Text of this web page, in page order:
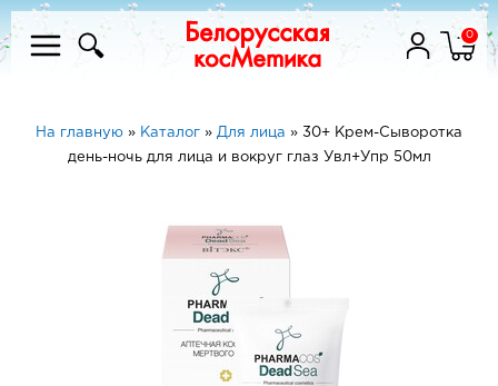
0
На главную » Каталог » Для лица » 30+ Крем-Сыворотка
день-ночь для лица и вокруг глаз Увл+Упр 50мл